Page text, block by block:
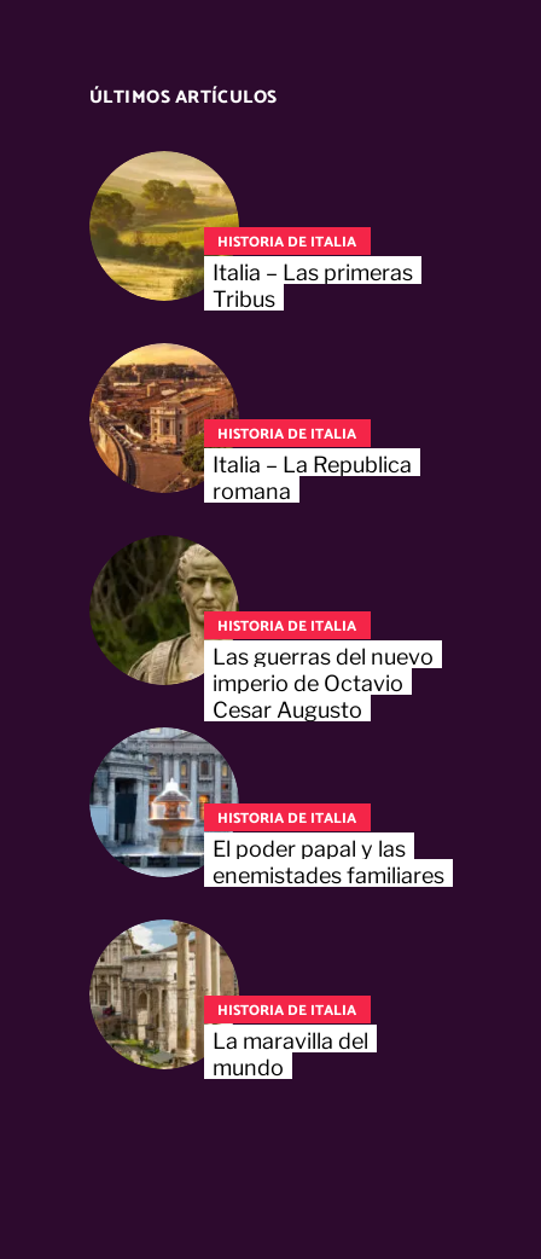
ÚLTIMOS ARTÍCULOS
HISTORIA DE ITALIA
Italia – Las primeras
Tribus
HISTORIA DE ITALIA
Italia – La Republica
romana
HISTORIA DE ITALIA
Las guerras del nuevo
imperio de Octavio
Cesar Augusto
HISTORIA DE ITALIA
El poder papal y las
enemistades familiares
HISTORIA DE ITALIA
La maravilla del
mundo